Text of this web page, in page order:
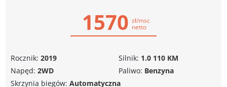
1570 zł/msc
netto
Rocznik: 2019
Napęd: 2WD
Silnik: 1.0 110 KM
Paliwo: Benzyna
Skrzynia biegów: Automatyczna